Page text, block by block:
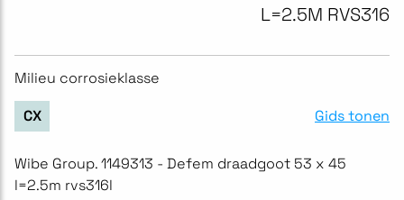
L=2.5M RVS316
Milieu corrosieklasse
CX Gids tonen
Wibe Group. 1149313 - Defem draadgoot 53 x 45
l=2.5m rvs316l